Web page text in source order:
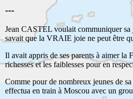
---
Jean CASTEL voulait communiquer sa
savait que la VRAIE joie ne peut être
Il avait appris de ses parents à aimer la
richesses et les faiblesses pour en
Comme pour de nombreux jeunes de
effectua en train à Moscou avec un